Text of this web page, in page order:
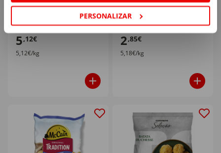
PERSONALIZAR
5,12€
5,12€/kg
2,85€
5,18€/kg